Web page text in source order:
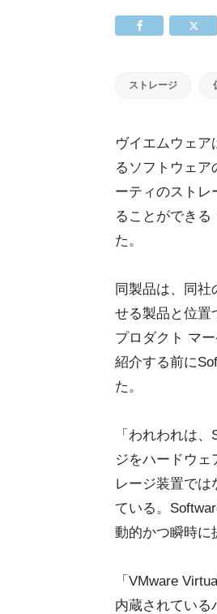
ストレージ
ヴイエムウェア
るソフトウェア
ーティのストレ
ることができる
た。
同製品は、同社
せる製品と位置
プロダクト マ
紹介する前に
た。
「われわれは
ジをハードウェ
レージ装置では
ている。
動的かつ瞬時に
「VMware
内蔵されている